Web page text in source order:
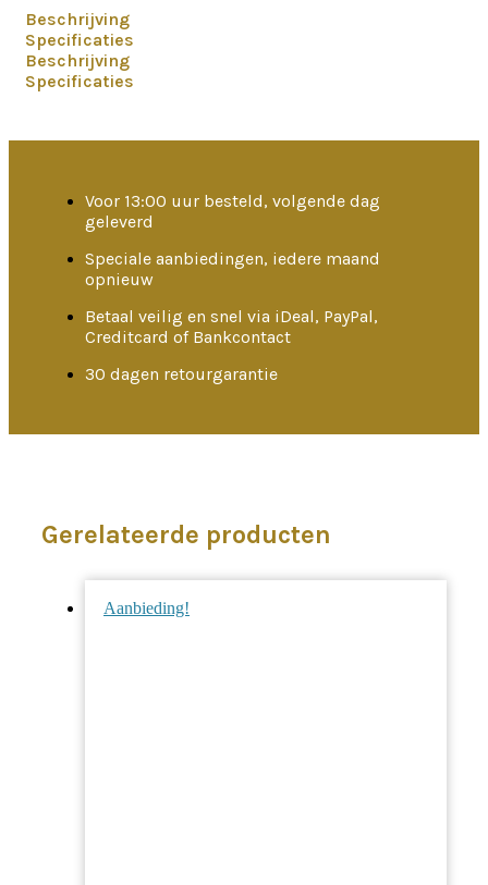
Beschrijving
Specificaties
Beschrijving
Specificaties
Voor 13:00 uur besteld, volgende dag
geleverd
Speciale aanbiedingen, iedere maand
opnieuw
Betaal veilig en snel via iDeal, PayPal,
Creditcard of Bankcontact
30 dagen retourgarantie
Gerelateerde producten
Aanbieding!